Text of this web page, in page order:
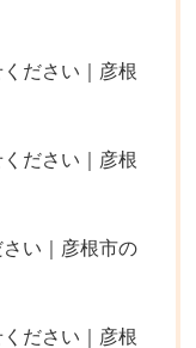
ださい｜彦根
ださい｜彦根
い｜彦根市の
ださい｜彦根